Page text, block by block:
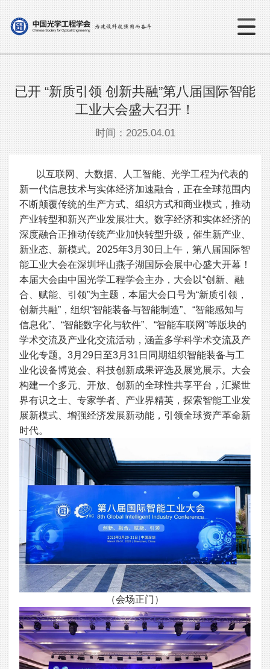
已开 ​“新质引领 创新共融”第八届国际智能
工业大会盛大召开！
时间：2025.04.01
以互联网、大数据、人工智能、光学工程为代表的
新一代信息技术与实体经济加速融合，正在全球范围内
不断颠覆传统的生产方式、组织方式和商业模式，推动
产业转型和新兴产业发展壮大。数字经济和实体经济的
深度融合正推动传统产业加快转型升级，催生新产业、
新业态、新模式。2025年3月30日上午，第八届国际智
能工业大会在深圳坪山燕子湖国际会展中心盛大开幕！
本届大会由中国光学工程学会主办，大会以“创新、融
合、赋能、引领”为主题，本届大会口号为“新质引领，
创新共融”，组织“智能装备与智能制造”、“智能感知与
信息化”、“智能数字化与软件”、“智能车联网”等版块的
学术交流及产业化交流活动，涵盖多学科学术交流及产
业化专题。3月29日至3月31日同期组织智能装备与工
业化设备博览会、科技创新成果评选及展览展示。大会
构建一个多元、开放、创新的全球性共享平台，汇聚世
界有识之士、专家学者、产业界精英，探索智能工业发
展新模式、增强经济发展新动能，引领全球资产革命新
时代。
（会场正门）